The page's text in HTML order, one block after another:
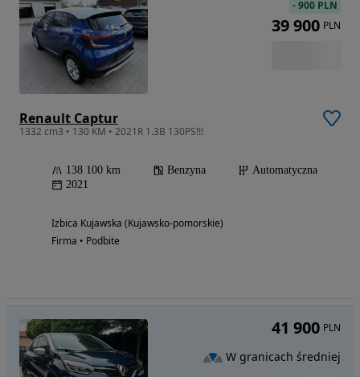
Renault Captur
1332 cm3 • 130 KM • 2021R 1.3B 130PS!!!
138 100 km Benzyna
Automatyczna
2021
Izbica Kujawska (Kujawsko-pomorskie)
Firma • Podbite
-900 PLN
39 900 PLN
41 900 PLN
W granicach średniej